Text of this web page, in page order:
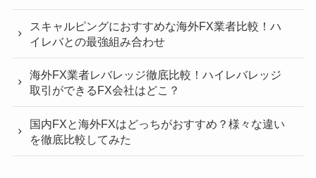
スキャルピングにおすすめな海外FX業者比較！ハ
イレバとの最強組み合わせ
海外FX業者レバレッジ徹底比較！ハイレバレッジ
取引ができるFX会社はどこ？
国内FXと海外FXはどっちがおすすめ？様々な違い
を徹底比較してみた